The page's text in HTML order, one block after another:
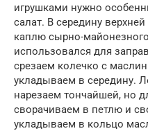
игрушками нужно
салат. В середину
каплю сырно-
использовался для
срезаем колечко с
укладываем в середину.
нарезаем тончайшей, но
сворачиваем в петлю и
укладываем в кольцо